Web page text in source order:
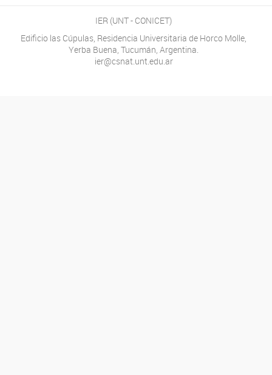
IER (UNT - CONICET)
Edificio las Cúpulas, Residencia Universitaria de Horco Molle,
Yerba Buena, Tucumán, Argentina.
ier@csnat.unt.edu.ar